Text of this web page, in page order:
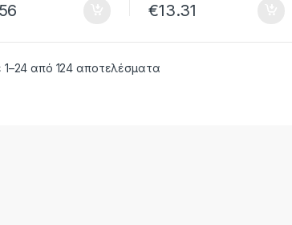
€13.31
1–24 από 124 αποτελέσματα